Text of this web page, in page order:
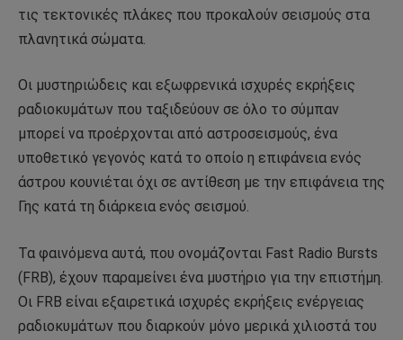
τις τεκτονικές πλάκες που προκαλούν σεισμούς στα
πλανητικά σώματα.
Οι μυστηριώδεις και εξωφρενικά ισχυρές εκρήξεις
ραδιοκυμάτων που ταξιδεύουν σε όλο το σύμπαν
μπορεί να προέρχονται από αστροσεισμούς, ένα
υποθετικό γεγονός κατά το οποίο η επιφάνεια ενός
άστρου κουνιέται όχι σε αντίθεση με την επιφάνεια της
Γης κατά τη διάρκεια ενός σεισμού.
Τα φαινόμενα αυτά, που ονομάζονται Fast Radio Bursts
(FRB), έχουν παραμείνει ένα μυστήριο για την επιστήμη.
Οι FRB είναι εξαιρετικά ισχυρές εκρήξεις ενέργειας
ραδιοκυμάτων που διαρκούν μόνο μερικά χιλιοστά του